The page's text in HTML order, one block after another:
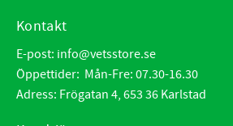
Kontakt
E-post: info@vetsstore.se
Öppettider: Mån-Fre: 07.30-16.30
Adress: Frögatan 4, 653 36 Karlstad